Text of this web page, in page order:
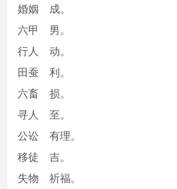
婚姻 成。
六甲 男。
行人 动。
田蚕 利。
六畜 损。
寻人 至。
公讼 有理。
移徒 吉。
失物 祈福。